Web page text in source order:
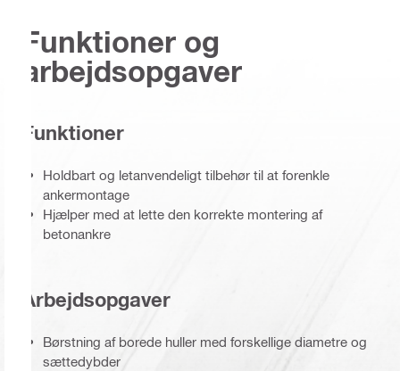
Funktioner og
arbejdsopgaver
Funktioner
Holdbart og letanvendeligt tilbehør til at forenkle
ankermontage
Hjælper med at lette den korrekte montering af
betonankre
Arbejdsopgaver
Børstning af borede huller med forskellige diametre og
sættedybder